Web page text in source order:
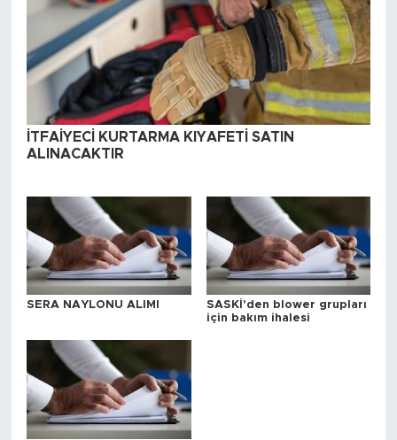
İTFAİYECİ KURTARMA KIYAFETİ SATIN
ALINACAKTIR
SERA NAYLONU ALIMI
SASKİ'den blower grupları
için bakım ihalesi